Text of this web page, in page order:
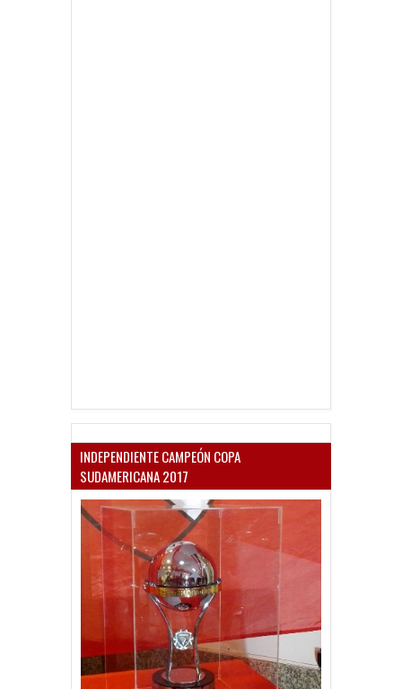
INDEPENDIENTE CAMPEÓN COPA
SUDAMERICANA 2017